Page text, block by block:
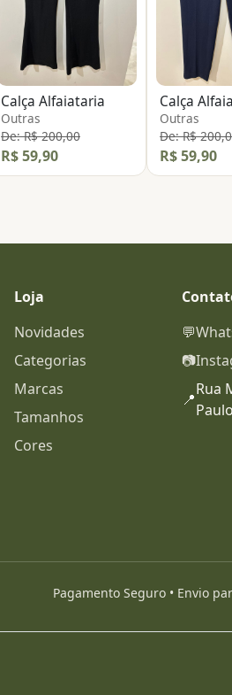
Calça Alfaiataria
Outras
De: R$ 200,00
R$ 59,90
Calça
Outras
De: R$
R$ 59,90
Loja
Novidades
Categorias
Marcas
Tamanhos
Cores
💬
📷
📍
Rua
Pagamento Seguro • Envio